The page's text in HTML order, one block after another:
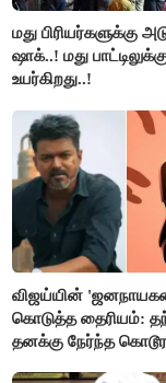
மது பிரியர்களுக்கு
ஷாக்..! மது
உயர்கிறது..!
விஜய்யின்
கொடுத்த தைரியம்:
தனக்கு நேர்ந்த